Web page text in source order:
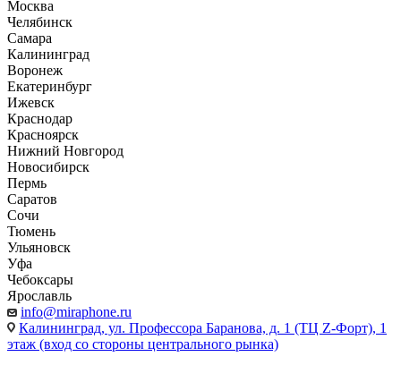
Москва
Челябинск
Самара
Калининград
Воронеж
Екатеринбург
Ижевск
Краснодар
Красноярск
Нижний Новгород
Новосибирск
Пермь
Саратов
Сочи
Тюмень
Ульяновск
Уфа
Чебоксары
Ярославль
info@miraphone.ru
Калининград, ул. Профессора Баранова, д. 1 (ТЦ Z-Форт), 1
этаж (вход со стороны центрального рынка)